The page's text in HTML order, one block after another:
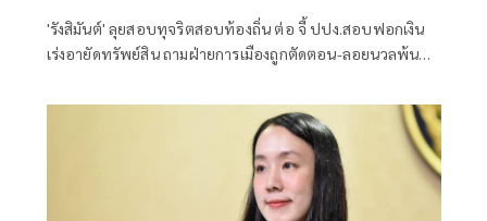
'รังสิมันต์' ลุยสอบทุจริตสอบท้องถิ่น ต่อ จี้ ปปง.สอบฟอกเงิน
เร่งอายัดทรัพย์สิน ถามฝ่ายการเมืองถูกตัดตอน-ลอยนวลพ้นผิด
รัดกุมหรือไม่